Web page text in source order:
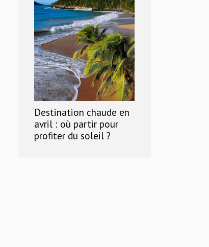
Destination chaude en
avril : où partir pour
profiter du soleil ?